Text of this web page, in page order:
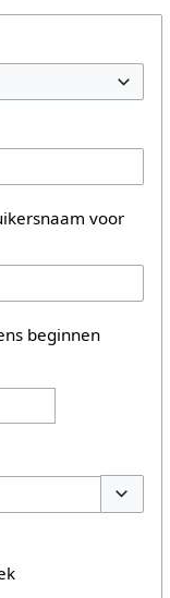
voor
beginnen